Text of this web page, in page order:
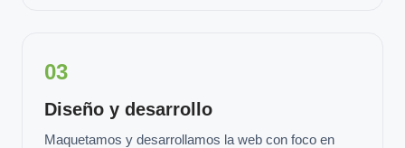
03
Diseño y desarrollo
Maquetamos y desarrollamos la web con foco en